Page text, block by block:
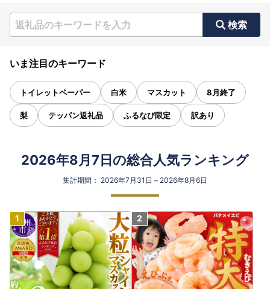
検索
いま注目のキーワード
トイレットペーパー 白米 マスカット 8月終了
梨 テッパン返礼品 ふるなび限定 訳あり
2026年8月7日の総合人気ランキング
集計期間： 2026年7月31日～2026年8月6日